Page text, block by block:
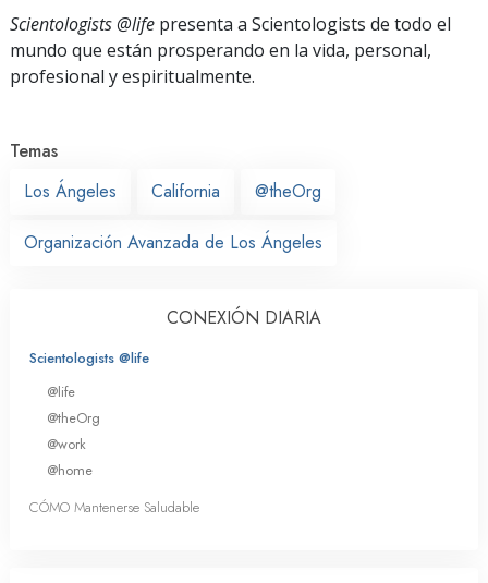
Scientologists @life presenta a Scientologists de todo el
mundo que están prosperando en la vida, personal,
profesional y espiritualmente.
Temas
Los Ángeles
California @theOrg
Organización Avanzada de Los Ángeles
CONEXIÓN DIARIA
Scientologists @life
@life
@theOrg
@work
@home
CÓMO Mantenerse Saludable